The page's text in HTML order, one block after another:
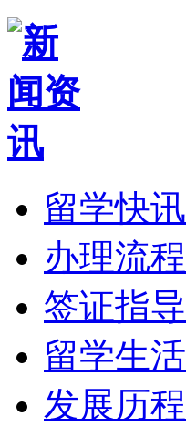
留学快讯
办理流程
签证指导
留学生活
发展历程